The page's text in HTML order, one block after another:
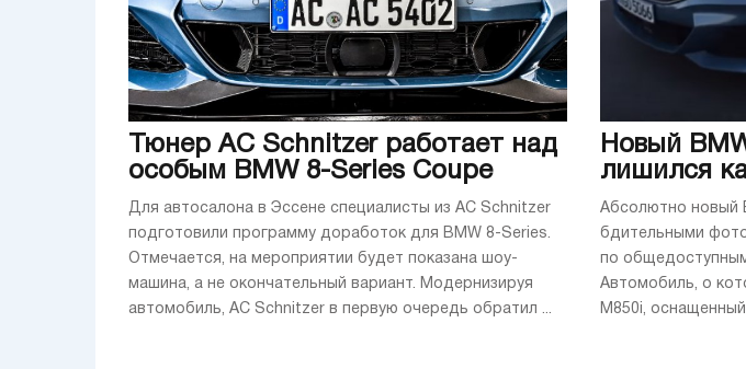
Тюнер AC Schnitzer работает над
особым BMW 8-Series Coupe
Для автосалона в Эссене специалисты из AC Schnitzer
подготовили программу доработок для BMW 8-Series.
Отмечается, на мероприятии будет показана шоу-
машина, а не окончательный вариант. Модернизируя
автомобиль, AC Schnitzer в первую очередь обратил ...
Новый
лишился
Абсолютно новый
бдительными
по
Автомобиль, о
M850i,